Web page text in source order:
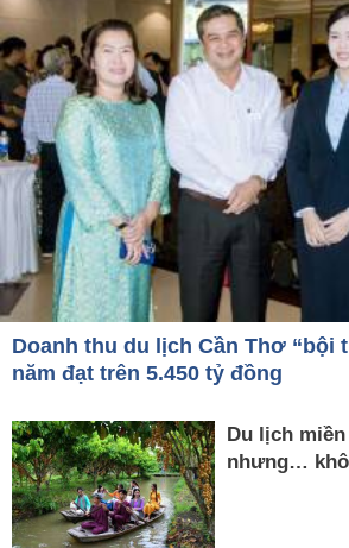
Doanh thu du lịch Cần Thơ “bội
năm đạt trên 5.450 tỷ đồng
Du lịch
nhưng…